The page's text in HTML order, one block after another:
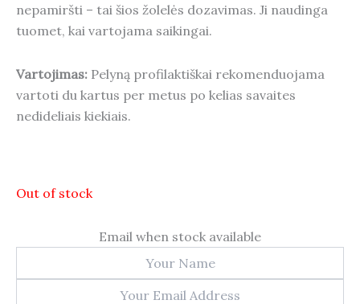
nepamiršti – tai šios žolelės dozavimas. Ji naudinga
tuomet, kai vartojama saikingai.
Vartojimas: Pelyną profilaktiškai rekomenduojama
vartoti du kartus per metus po kelias savaites
nedideliais kiekiais.
Out of stock
Email when stock available